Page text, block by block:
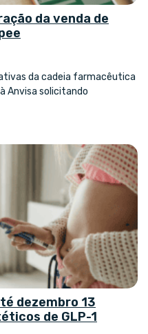
da venda de
da cadeia farmacêutica
Anvisa solicitando
dezembro 13
de GLP-1